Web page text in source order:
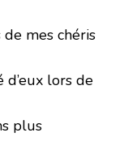
mes chéris
d’eux lors de
plus